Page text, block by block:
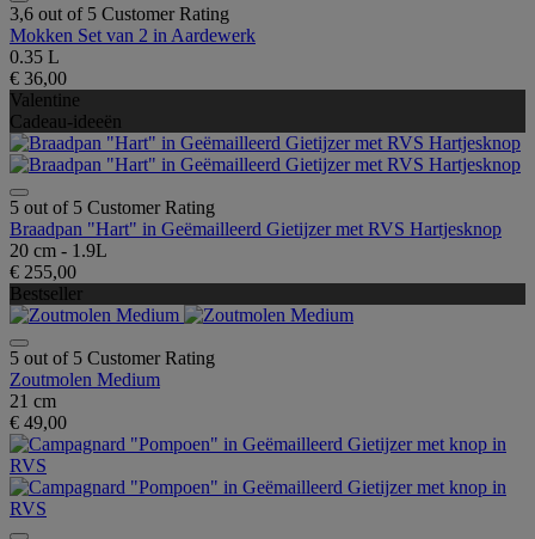
3,6 out of 5 Customer Rating
Mokken Set van 2 in Aardewerk
0.35 L
€ 36,00
Valentine
Cadeau-ideeën
5 out of 5 Customer Rating
Braadpan "Hart" in Geëmailleerd Gietijzer met RVS Hartjesknop
20 cm - 1.9L
€ 255,00
Bestseller
5 out of 5 Customer Rating
Zoutmolen Medium
21 cm
€ 49,00